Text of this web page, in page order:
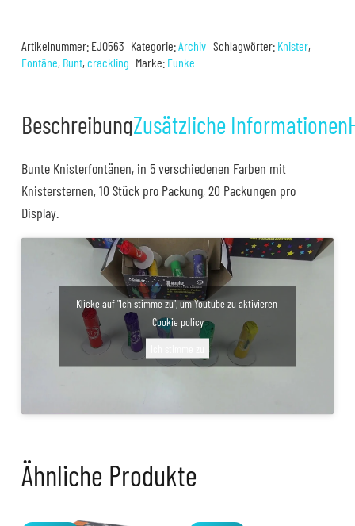
Artikelnummer: EJ0563 Kategorie:Archiv Schlagwörter: Knister,
Fontäne, Bunt, crackling Marke: Funke
BeschreibungZusätzliche Informationen
Bunte Knisterfontänen, in 5 verschiedenen Farben mit
Knistersternen, 10 Stück pro Packung, 20 Packungen pro
Display.
Klicke auf "Ich stimme zu", um Youtube zu aktivieren
Cookie policy
Ähnliche Produkte